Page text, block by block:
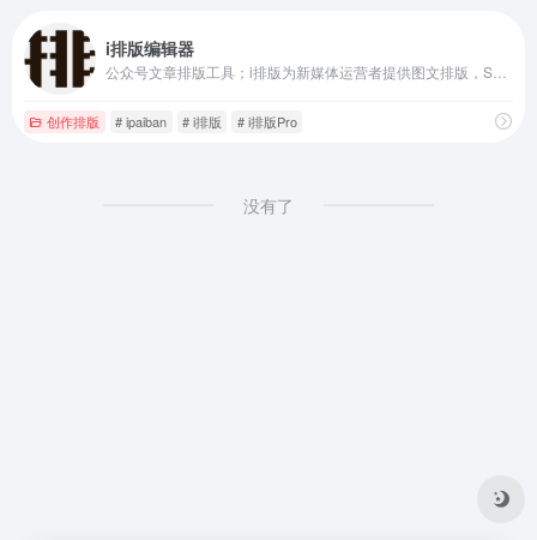
i排版编辑器
创作排版 # ipaiban # i排版 # i排版Pro
没有了